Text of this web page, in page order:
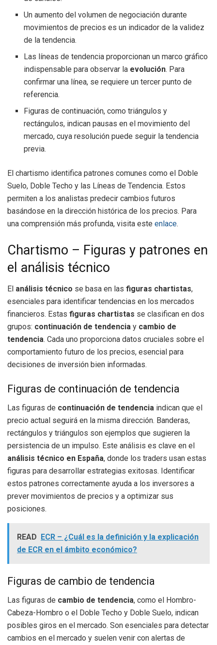
Un aumento del volumen de negociación durante
movimientos de precios es un indicador de la validez
de la tendencia.
Las líneas de tendencia proporcionan un marco gráfico
indispensable para observar la evolución. Para
confirmar una línea, se requiere un tercer punto de
referencia.
Figuras de continuación, como triángulos y
rectángulos, indican pausas en el movimiento del
mercado, cuya resolución puede seguir la tendencia
previa.
El chartismo identifica patrones comunes como el Doble
Suelo, Doble Techo y las Líneas de Tendencia. Estos
permiten a los analistas predecir cambios futuros
basándose en la dirección histórica de los precios. Para
una comprensión más profunda, visita este enlace.
Chartismo – Figuras y patrones en
el análisis técnico
El análisis técnico se basa en las figuras chartistas,
esenciales para identificar tendencias en los mercados
financieros. Estas figuras chartistas se clasifican en dos
grupos: continuación de tendencia y cambio de
tendencia. Cada uno proporciona datos cruciales sobre el
comportamiento futuro de los precios, esencial para
decisiones de inversión bien informadas.
Figuras de continuación de tendencia
Las figuras de continuación de tendencia indican que el
precio actual seguirá en la misma dirección. Banderas,
rectángulos y triángulos son ejemplos que sugieren la
persistencia de un impulso. Este análisis es clave en el
análisis técnico en España, donde los traders usan estas
figuras para desarrollar estrategias exitosas. Identificar
estos patrones correctamente ayuda a los inversores a
prever movimientos de precios y a optimizar sus
posiciones.
READ ECR – ¿Cuál es la definición y la explicación
de ECR en el ámbito económico?
Figuras de cambio de tendencia
Las figuras de cambio de tendencia, como el Hombro-
Cabeza-Hombro o el Doble Techo y Doble Suelo, indican
posibles giros en el mercado. Son esenciales para detectar
cambios en el mercado y suelen venir con alertas de